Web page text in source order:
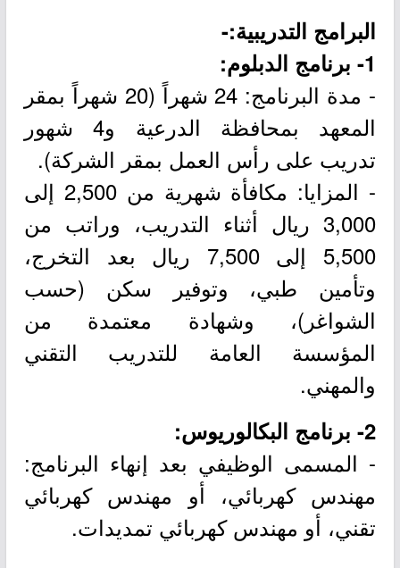
البرامج التدريبية:-
1- برنامج الدبلوم:
- مدة البرنامج: 24 شهراً (20 شهراً بمقر
المعهد بمحافظة الدرعية و4 شهور
تدريب على رأس العمل بمقر الشركة).
- المزايا: مكافأة شهرية من 2,500 إلى
3,000 ريال أثناء التدريب، وراتب من
5,500 إلى 7,500 ريال بعد التخرج،
وتأمين طبي، وتوفير سكن (حسب
الشواغر)، وشهادة معتمدة من
المؤسسة العامة للتدريب التقني
والمهني.
2- برنامج البكالوريوس:
- المسمى الوظيفي بعد إنهاء البرنامج:
مهندس كهربائي، أو مهندس كهربائي
تقني، أو مهندس كهربائي تمديدات.